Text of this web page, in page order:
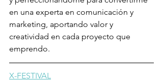
en una experta en comunicación y
marketing, aportando valor y
creatividad en cada proyecto que
emprendo.
X-FESTIVAL